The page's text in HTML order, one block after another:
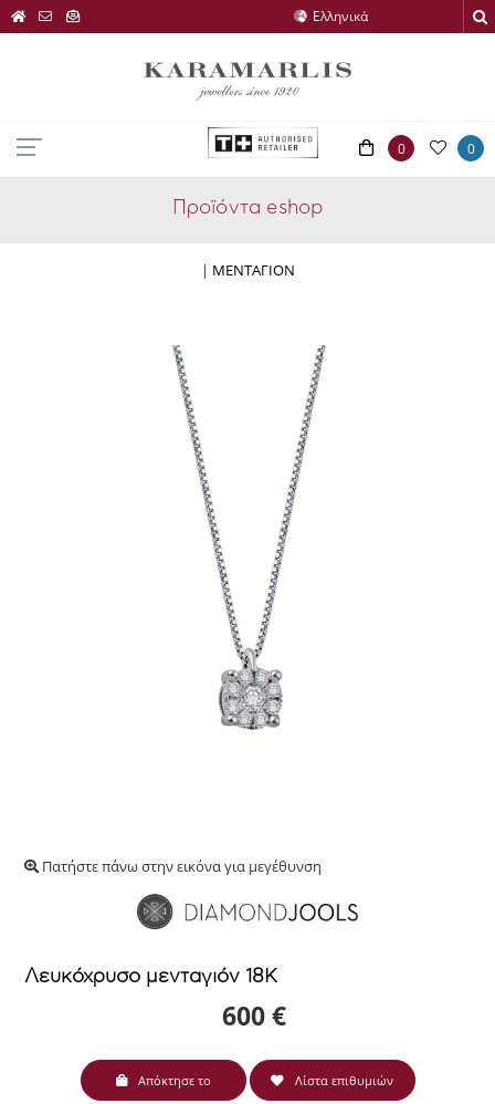
0 0
Προϊόντα eshop
| ΜΕΝΤΑΓΙΟΝ
Πατήστε πάνω στην εικόνα για μεγέθυνση
Λευκόχρυσο μενταγιόν 18Κ
600 €
Απόκτησε το Λίστα επιθυμιών